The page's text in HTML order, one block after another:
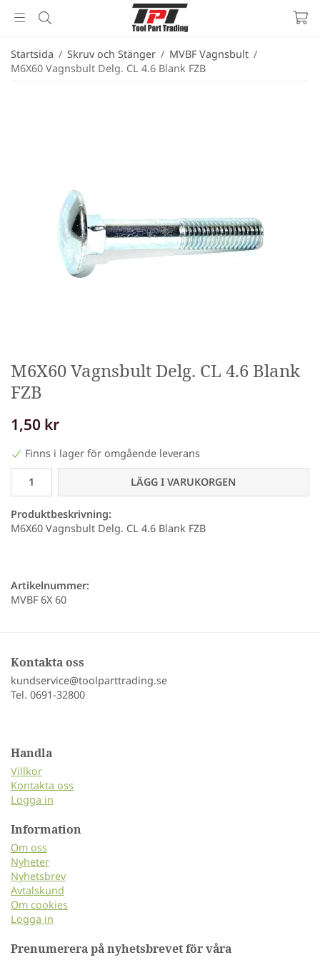
Startsida / Skruv och Stänger / MVBF Vagnsbult /
M6X60 Vagnsbult Delg. CL 4.6 Blank FZB
M6X60 Vagnsbult Delg. CL 4.6 Blank
FZB
1,50 kr
Finns i lager för omgående leverans
LÄGG I VARUKORGEN
Produktbeskrivning:
M6X60 Vagnsbult Delg. CL 4.6 Blank FZB
Artikelnummer:
MVBF 6X 60
Kontakta oss
kundservice@toolparttrading.se
Tel. 0691-32800
Handla
Villkor
Kontakta oss
Logga in
Information
Om oss
Nyheter
Nyhetsbrev
Avtalskund
Om cookies
Logga in
Prenumerera på nyhetsbrevet för våra